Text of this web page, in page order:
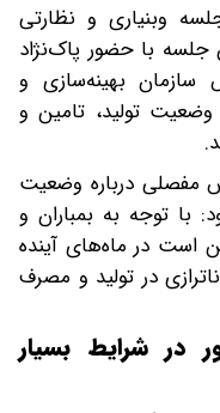
وبنیاری و نظارتی
با حضور پاک‌نژاد
بهینه‌سازی و
تولید، تامین و
مفصلی درباره وضعیت
با توجه به بمباران و
است در ماه‌های آینده
در تولید و مصرف
در شرایط بسیار